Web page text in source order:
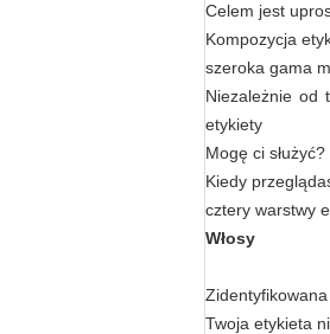
Celem jest
Kompozycja
szeroka gama
Niezależnie od
etykiety
Mogę ci służyć?
Kiedy
cztery warstwy
Włosy
Twoja etykieta